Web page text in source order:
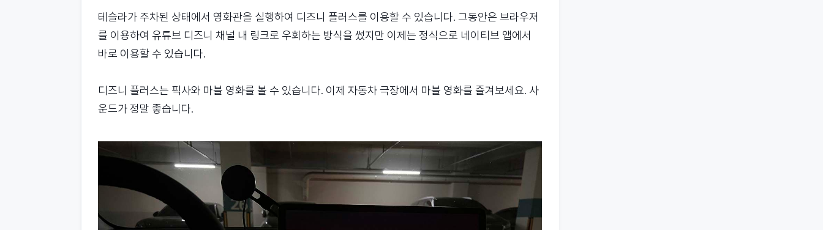
테슬라가 주차된 상태에서 영화관을 실행하여 디즈니 플러스를 이용할 수 있습니다. 그동안은 브라우저
를 이용하여 유튜브 디즈니 채널 내 링크로 우회하는 방식을 썼지만 이제는 정식으로 네이티브 앱에서
바로 이용할 수 있습니다.
디즈니 플러스는 픽사와 마블 영화를 볼 수 있습니다. 이제 자동차 극장에서 마블 영화를 즐겨보세요. 사
운드가 정말 좋습니다.